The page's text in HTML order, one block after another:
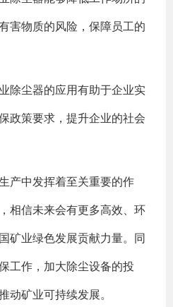
害物质的风险，保障员工的
除尘器的应用有助于企业实
政策要求，提升企业的社会
产中发挥着至关重要的作
相信未来会有更多高效、环
矿业绿色发展贡献力量。同
工作，加大除尘设备的投
动矿业可持续发展。